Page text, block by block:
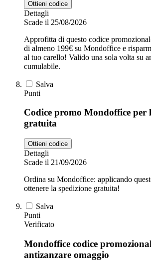
Ottieni codice
Dettagli
Scade il 25/08/2026
Approfitta di questo codice
di almeno 199€ su Mondoffice e
al tuo carello! Valido una sola volta su
cumulabile.
Salva
Punti
Codice promo Mondoffice per
gratuita
Ottieni codice
Dettagli
Scade il 21/09/2026
Ordina su Mondoffice: applicando
ottenere la spedizione gratuita!
Salva
Punti
Verificato
Mondoffice codice
antizanzare omaggio